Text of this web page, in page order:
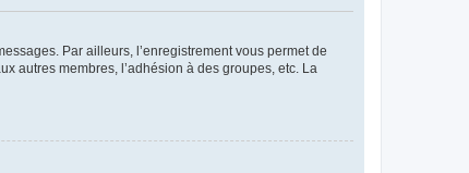
Par ailleurs, l’enregistrement vous permet de
autres membres, l’adhésion à des groupes, etc. La